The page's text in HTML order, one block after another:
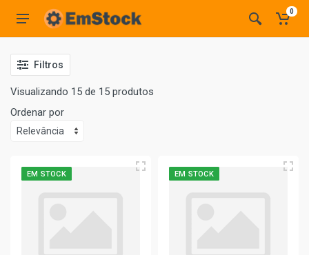
0
Filtros
Visualizando 15 de 15 produtos
Ordenar por
EM STOCK EM STOCK